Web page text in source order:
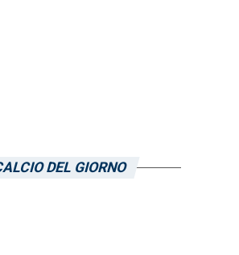
DEL GIORNO